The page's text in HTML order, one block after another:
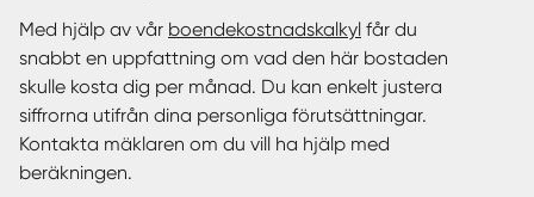
Med hjälp av vår boendekostnadskalkyl får du
snabbt en uppfattning om vad den här bostaden
skulle kosta dig per månad. Du kan enkelt justera
siffrorna utifrån dina personliga förutsättningar.
Kontakta mäklaren om du vill ha hjälp med
beräkningen.